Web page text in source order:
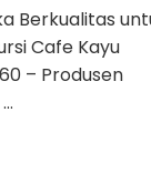
Berkualitas
Cafe Kayu
– Produsen